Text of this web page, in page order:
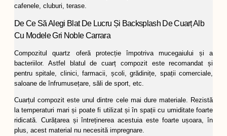
cafenele, cluburi, terase.
De Ce Să Alegi Blat De Lucru Și Backsplash De Cuarț Alb
Cu Modele Gri Noble Carrara
Compozitul quartz oferă protecție împotriva mucegaiului și a
bacteriilor. Astfel blatul de cuarț compozit este recomandat și
pentru spitale, clinici, farmacii, școli, grădinițe, spații comerciale,
saloane de înfrumusețare, săli de sport, etc.
Cuarțul compozit este unul dintre cele mai dure materiale. Rezistă
la temperaturi mari și poate fi utilizat și în spații cu umiditate foarte
ridicată. Curățarea și întreținerea acestuia este foarte ușoara, în
plus, acest material nu necesită impregnare.